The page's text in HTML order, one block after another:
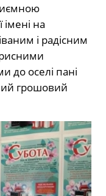
на
і радісним
до оселі пані
грошовий